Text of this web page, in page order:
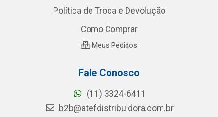
Política de Troca e Devolução
Como Comprar
Meus Pedidos
Fale Conosco
(11) 3324-6411
b2b@atefdistribuidora.com.br